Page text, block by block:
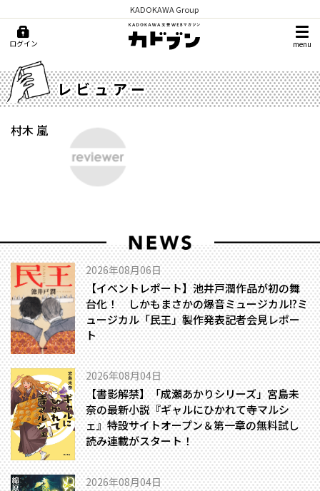
KADOKAWA Group
ログイン menu
レビュアー
村木 嵐
2026年08月06日
【イベントレポート】池井戸潤作品が初の舞
台化！ しかもまさかの爆音ミュージカル!?――ミ
ュージカル「民王」製作発表記者会見レポー
ト
2026年08月04日
【書影解禁】「成瀬あかりシリーズ」宮島未
奈の最新小説『ギャルにひかれて寺マルシ
ェ』特設サイトオープン＆第一章の無料試し
読み連載がスタート！
2026年08月04日